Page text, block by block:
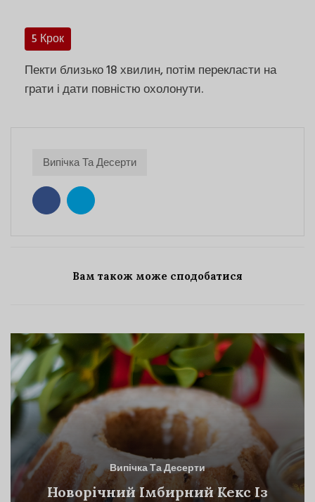
5 Крок
Пекти близько 18 хвилин, потім перекласти на
грати і дати повністю охолонути.
Випічка Та Десерти
Вам також може сподобатися
Випічка Та Десерти
Новорічний Імбирний Кекс Із